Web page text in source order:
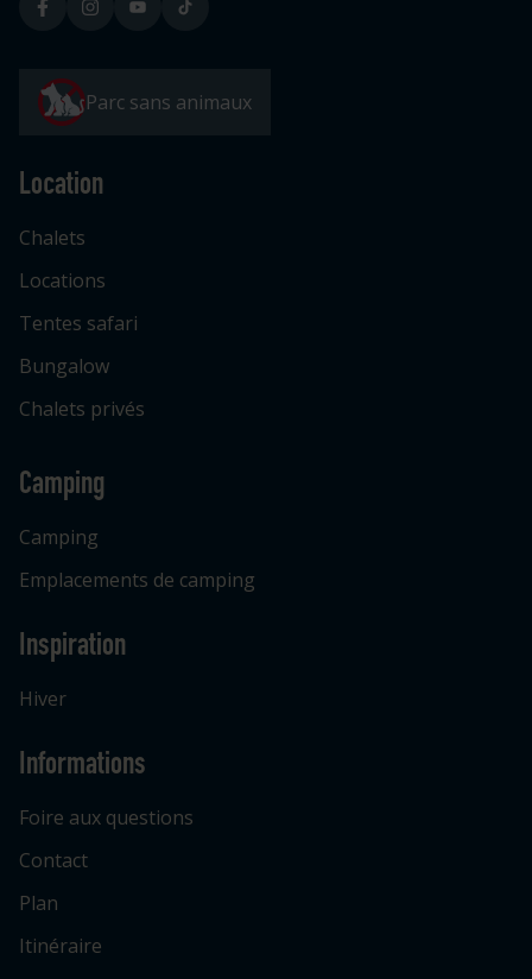
Parc sans animaux
Location
Chalets
Locations
Tentes safari
Bungalow
Chalets privés
Camping
Camping
Emplacements de camping
Inspiration
Hiver
Informations
Foire aux questions
Contact
Plan
Itinéraire